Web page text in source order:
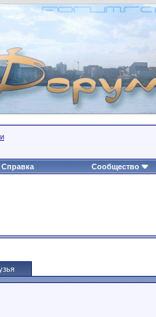
Справка Сообщество